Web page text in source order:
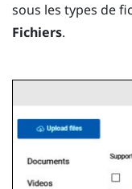
sous les types de
Fichiers.